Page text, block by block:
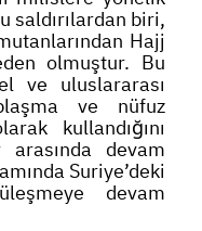
saldırılardan biri,
Hajj
olmuştur. Bu
ve uluslararası
ve nüfuz
kullandığını
devam
Suriye’deki
devam